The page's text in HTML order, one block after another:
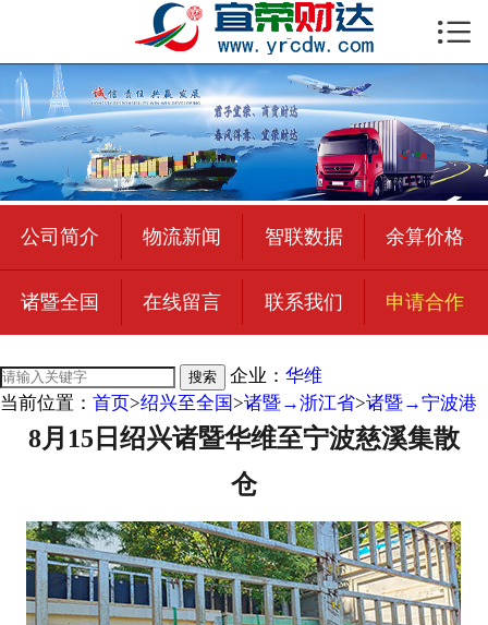
 首页
公司简介
物流新闻
绍兴至全国
合作加盟
宜荣智联
在线留言
注册
/
登录

公司简介 物流新闻 智联数据 余算价格
诸暨全国 在线留言 联系我们 申请合作
搜索 企业： 华维
当前位置： 首页>绍兴至全国>诸暨→浙江省>诸暨→宁波港
8月15日绍兴诸暨华维至宁波慈溪集散
仓